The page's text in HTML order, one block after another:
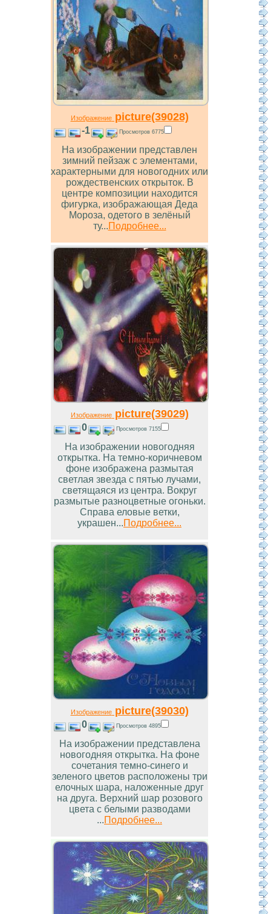
Изображениеpicture(39028)
-1 Просмотров 6775
На изображении представлен
зимний пейзаж с элементами,
характерными для новогодних или
рождественских открыток. В
центре композиции находится
фигурка, изображающая Деда
Мороза, одетого в зелёный
ту...Подробнее...
Изображениеpicture(39029)
0 Просмотров 7155
На изображении новогодняя
открытка. На темно-коричневом
фоне изображена размытая
светлая звезда с пятью лучами,
светящаяся из центра. Вокруг
размытые разноцветные огоньки.
Справа еловые ветки,
украшен...Подробнее...
Изображениеpicture(39030)
0 Просмотров 4895
На изображении представлена
новогодняя открытка. На фоне
сочетания темно-синего и
зеленого цветов расположены три
елочных шара, наложенные друг
на друга. Верхний шар розового
цвета с белыми разводами
...Подробнее...